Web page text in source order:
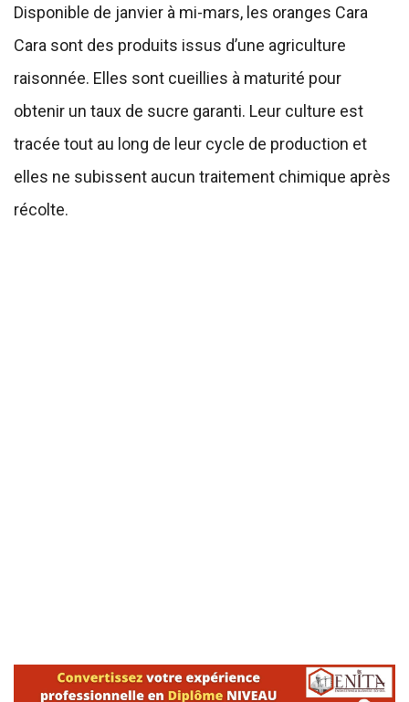
Disponible de janvier à mi-mars, les oranges Cara
Cara sont des produits issus d’une agriculture
raisonnée. Elles sont cueillies à maturité pour
obtenir un taux de sucre garanti. Leur culture est
tracée tout au long de leur cycle de production et
elles ne subissent aucun traitement chimique après
récolte.